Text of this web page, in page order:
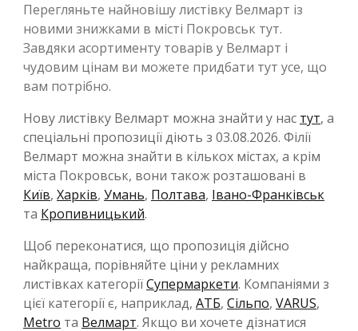
Перегляньте найновішу листівку Велмарт із
новими знижками в місті Покровськ тут.
Завдяки асортименту товарів у Велмарт і
чудовим цінам ви можете придбати тут усе, що
вам потрібно.
Нову листівку Велмарт можна знайти у нас тут, а
спеціальні пропозиції діють з 03.08.2026. Філії
Велмарт можна знайти в кількох містах, а крім
міста Покровськ, вони також розташовані в
Київ, Харків, Умань, Полтава, Івано-Франківськ
та Кропивницький.
Щоб переконатися, що пропозиція дійсно
найкраща, порівняйте ціни у рекламних
листівках категоріїСупермаркети. Компаніями з
цієї категорії є, наприклад, АТБ, Сільпо, VARUS,
Metro та Велмарт. Якщо ви хочете дізнатися